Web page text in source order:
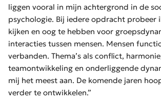
liggen vooral in mijn achtergrond in de
psychologie. Bij iedere opdracht probeer
kijken en oog te hebben voor
interacties tussen mensen. Mensen
verbanden. Thema’s als conflict,
teamontwikkeling en onderliggende
mij het meest aan. De komende jaren
verder te ontwikkelen.”